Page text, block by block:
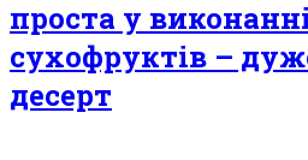
проста у
сухофруктів –
десерт